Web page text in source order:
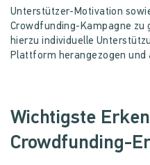
Unterstützer-Motivation
Crowdfunding-Kampagne zu
hierzu individuelle
Plattform herangezogen und
Wichtigste
Crowdfunding-